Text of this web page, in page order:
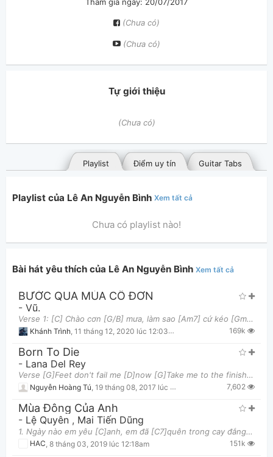
(Chưa có)
(Chưa có)
Tự giới thiệu
(Chưa có)
Guitar Tabs
Điểm uy tín
Playlist
Bài hát yêu thích
Bài hát đã đăng
Thông tin chung
Playlist của Lê An Nguyễn Bình Xem tất cả
Chưa có playlist nào!
Bài hát yêu thích của Lê An Nguyễn Bình Xem tất cả
BƯỚC QUA MÙA CÔ ĐƠN
- Vũ.
Verse 1: [C] Chào cơn [G/B] mưa, làm sao [Am7] cứ kéo [Gm7] ta quay [C7] lại những rung [F] động c
Khánh Trình, 11 tháng 12, 2020 lúc 12:03am 169k
Born To Die
- Lana Del Rey
Verse [G]Feet don't fail me [D]now [G]Take me to the finish [D]line All my heart, it [C]breaks ev
Nguyễn Hoàng Tú, 19 tháng 08, 2017 lúc 09:37am 7,602
Mùa Đông Của Anh
- Lệ Quyên , Mai Tiến Dũng
1. Ngày nào em yêu [C]anh, em đã [C7]quên trong cay đắng tuyệt [F]vời Ngày nào anh yêu [Dm]em, em đ
HAC 8 tháng 03, 2019 lúc 12:18am 151k